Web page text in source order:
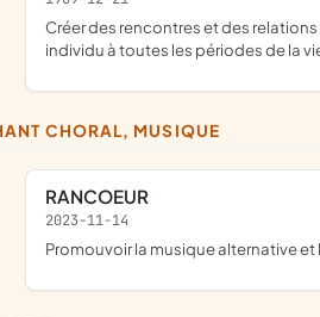
créer des rencontres et des relations entre les personnes; favoriser dans tous les milieux sociaux l'épanouissement de chaque
individu à toutes les périodes de la
CHORAL, MUSIQUE
RANCOEUR
2023-11-14
promouvoir la musique alternative